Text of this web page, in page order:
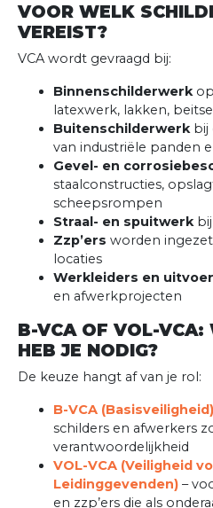
VOOR WELK
VEREIST?
VCA wordt gevraagd bij:
Binnenschilderwerkop
latexwerk, lakken,
Buitenschilderwerkbij
van industriële panden
Gevel- en
staalconstructies,
scheepsrompen
Straal- en spuitwerkbij
Zzp’ers worden
locaties
Werkleiders en
en afwerkprojecten
B-VCA OF VOL-VCA:
HEB JE NODIG?
De keuze hangt af van je rol:
B-VCA (Basisveiligheid)
schilders en afwerkers
verantwoordelijkheid
VOL-VCA (Veiligheid
Leidinggevenden) –
en zzp’ers die als